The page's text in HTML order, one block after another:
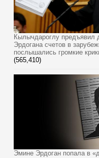
Кылычдароглу предъявил
Эрдогана счетов в
послышались громкие
(565,410)
Эмине Эрдоган попала в